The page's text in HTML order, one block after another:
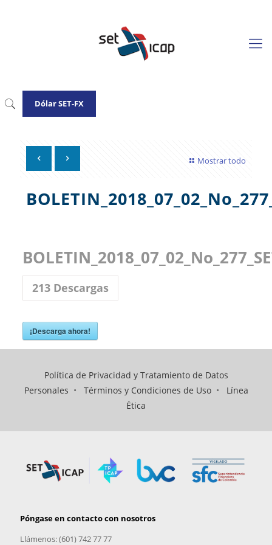
Dólar SET-FX
Mostrar todo
213Descargas
¡Descarga ahora!
Política de Privacidad y Tratamiento de Datos
Personales • Términos y Condiciones de Uso• Línea
Ética
Póngase en contacto con nosotros
Llámenos: (601) 742 77 77